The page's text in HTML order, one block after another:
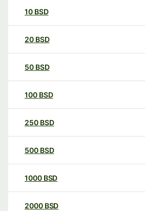
10 BSD
20 BSD
50 BSD
100 BSD
250 BSD
500 BSD
1000 BSD
2000 BSD